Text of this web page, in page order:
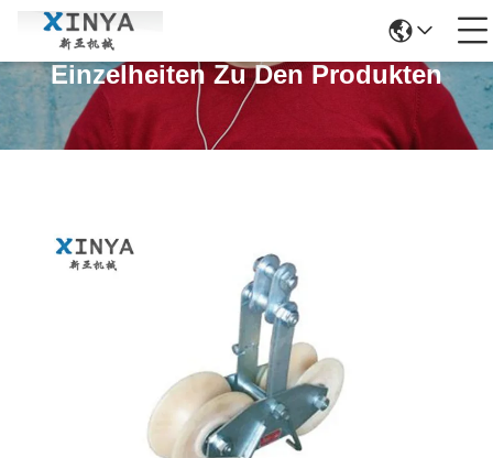
Einzelheiten Zu Den Produkten